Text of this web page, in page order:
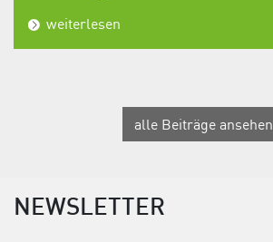
weiterlesen
alle Beiträge ansehen
NEWSLETTER